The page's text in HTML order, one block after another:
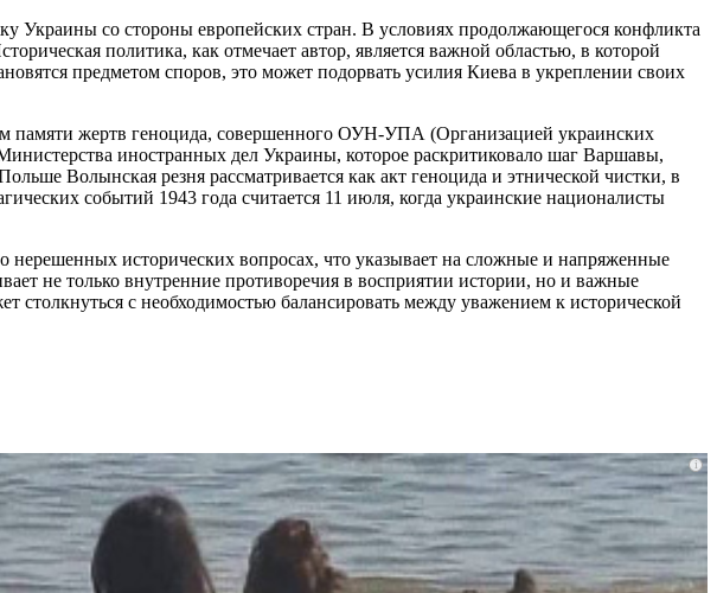
Украины со стороны европейских стран. В условиях продолжающегося конфликта
политика, как отмечает автор, является важной областью, в которой
предметом споров, это может подорвать усилия Киева в укреплении своих
памяти жертв геноцида, совершенного ОУН-УПА (Организацией украинских
иностранных дел Украины, которое раскритиковало шаг Варшавы,
Волынская резня рассматривается как акт геноцида и этнической чистки, в
событий 1943 года считается 11 июля, когда украинские националисты
исторических вопросах, что указывает на сложные и напряженные
не только внутренние противоречия в восприятии истории, но и важные
столкнуться с необходимостью балансировать между уважением к исторической
i